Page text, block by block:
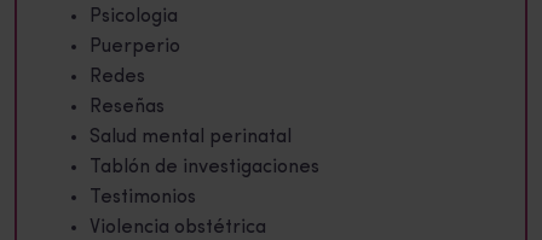
Psicologia
Puerperio
Redes
Reseñas
Salud mental perinatal
Tablón de investigaciones
Testimonios
Violencia obstétrica